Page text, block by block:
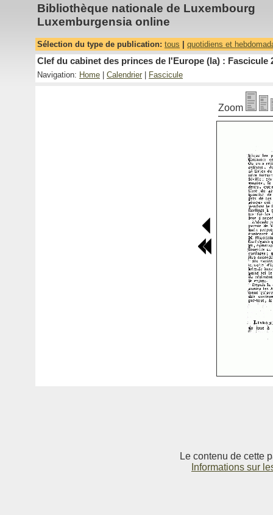
Bibliothèque nationale de Luxembourg
Luxemburgensia online
Sélection du type de publication: tous quotidiens et
Clef du cabinet des princes de l'Europe (la) : Fascicule
Navigation: Home Calendrier Fascicule
Zoom
Le contenu de cette
Informations sur